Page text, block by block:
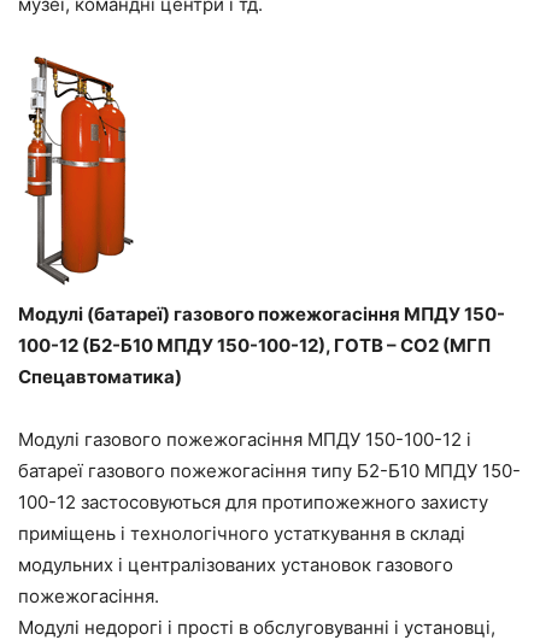
Модулі (батареї) газового пожежогасіння МПДУ 150-
100-12 (Б2-Б10 МПДУ 150-100-12), ГОТВ – CO2 (МГП
Спецавтоматика)
Модулі газового пожежогасіння МПДУ 150-100-12 і
батареї газового пожежогасіння типу Б2-Б10 МПДУ 150-
100-12 застосовуються для протипожежного захисту
приміщень і технологічного устаткування в складі
модульних і централізованих установок газового
пожежогасіння.
Модулі недорогі і прості в обслуговуванні і установці,